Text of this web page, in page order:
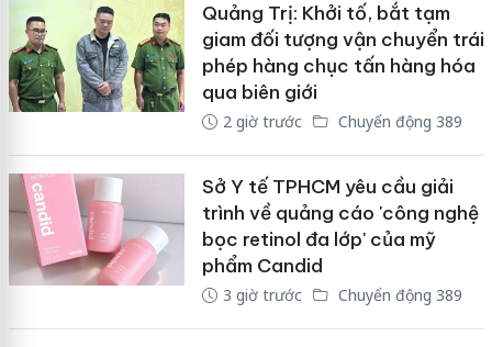
Quảng Trị: Khởi tố, bắt tạm
giam đối tượng vận chuyển trái
phép hàng chục tấn hàng hóa
qua biên giới
2 giờ trước Chuyển động 389
Sở Y tế TPHCM yêu cầu giải
trình về quảng cáo 'công nghệ
bọc retinol đa lớp' của mỹ
phẩm Candid
3 giờ trước Chuyển động 389